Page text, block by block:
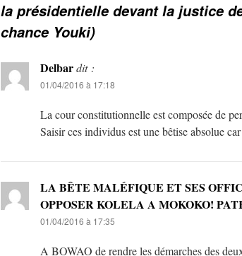
la présidentielle devant la justice
chance Youki)
Delbardit :
01/04/2016 à 17:18
La cour constitutionnelle est composée de
Saisir ces individus est une bêtise absolue
LA BÊTE MALÉFIQUE ET SES
OPPOSER KOLELA A MOKOKO!
01/04/2016 à 17:35
A BOWAO de rendre les démarches des